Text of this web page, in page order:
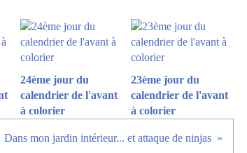
24ème jour du
calendrier de l'avant
à colorier
23ème jour du
calendrier de l'avant
à colorier
Dans mon jardin intérieur... et attaque de ninjas